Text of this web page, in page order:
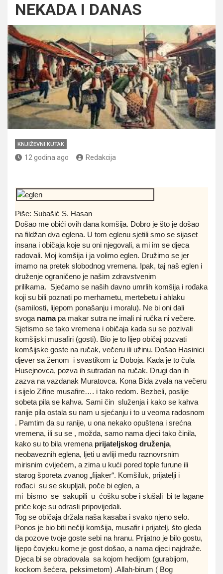
NEKADA I DANAS
KNJIŽEVNI KUTAK
12 godina ago Redakcija
Piše: Subašić S. Hasan
Došao me obići ovih dana komšija. Dobro je što je došao
na fildžan dva eglena. U tom eglenu sjetili smo se sijaset
insana i običaja koje su oni njegovali, a mi im se djeca
radovali. Moj komšija i ja volimo eglen. Družimo se jer
imamo na pretek slobodnog vremena. Ipak, taj naš eglen i
druženje ograničeno je našim zdravstvenim
prilikama. Sjećamo se naših davno umrlih komšija i rođaka
koji su bili poznati po merhametu, mertebetu i ahlaku
(samilosti, lijepom ponašanju i moralu). Ne bi oni dali
svoga namapa makar sutra ne imali ni ručka ni večere.
Sjetismo se tako vremena i običaja kada su se pozivali
komšijski musafiri (gosti). Bio je to lijep običaj pozvati
komšijske goste na ručak, večeru ili užinu. Došao Hasinici
djever sa ženom i svastikom iz Doboja. Kada je to čula
Husejnovca, pozva ih sutradan na ručak. Drugi dan ih
zazva na vazdanak Muratovca. Kona Bida zvala na večeru
i sijelo Zifine musafire…. i tako redom. Bezbeli, poslije
sobeta pila se kahva. Sami čin služenja i kako se kahva
ranije pila ostala su nam u sjećanju i to u veoma radosnom
. Pamtim da su ranije, u ona nekako opuštena i srećna
vremena, ili su se , možda, samo nama djeci tako činila,
kako su to bila vremena prijateljskog druženja,
neobaveznih eglena, ljeti u avliji među raznovrsnim
mirisnim cvijećem, a zima u kući pored tople furune ili
starog šporeta zvanog „fijaker“. Komšiluk, prijatelji i
rođaci su se skupljali, poče bi eglen, a
mi bismo se sakupili u ćošku sobe i slušali bi te lagane
priče koje su odrasli pripovijedali.
Tog se običaja držala naša kasaba i svako njeno selo.
Ponos je bio biti nečiji komšija, musafir i prijatelj, što gleda
da pozove tvoje goste sebi na hranu. Prijatno je bilo gostu,
lijepo čovjeku kome je gost došao, a nama djeci najdraže.
Djeca bi se obradovala sa kojom hedijom (gurabijom,
kockom šećera, peksimetom) .Allah-birum ( Bog